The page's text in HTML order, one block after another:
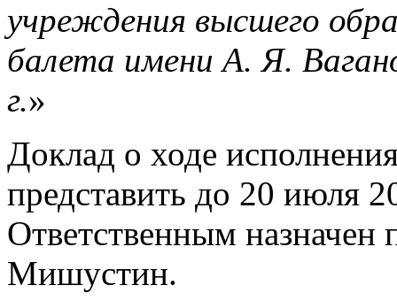
учреждения высшего
балета имени А. Я.
г.»
Доклад о ходе
представить до 20 июля
Ответственным
Мишустин.